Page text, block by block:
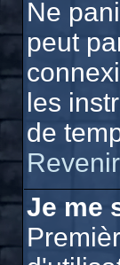
Ne
peut
les
de
Je me